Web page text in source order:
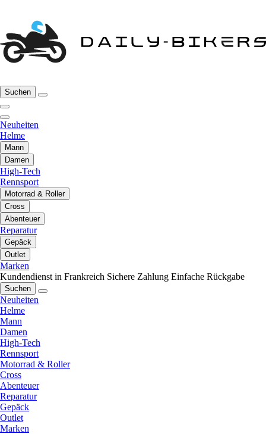
Suchen
Neuheiten
Helme
Mann
Damen
High-Tech
Rennsport
Motorrad & Roller
Cross
Abenteuer
Reparatur
Gepäck
Outlet
Marken
Kundendienst in Frankreich Sichere Zahlung Einfache Rückgabe
Suchen
Neuheiten
Helme
Mann
Damen
High-Tech
Rennsport
Motorrad & Roller
Cross
Abenteuer
Reparatur
Gepäck
Outlet
Marken